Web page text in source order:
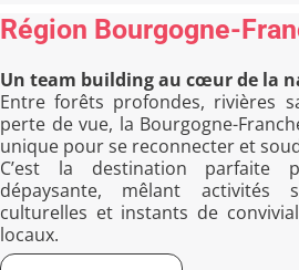
Région Bourgogne-
Un team building au cœur de la
Entre forêts profondes, rivières
perte de vue, la Bourgogne-
unique pour se reconnecter et
C’est la destination parfaite
dépaysante, mêlant activités
culturelles et instants de
locaux.